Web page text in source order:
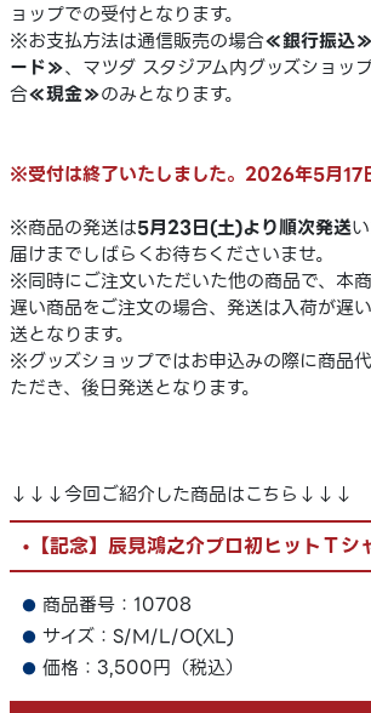
ョップでの受付となります。
※お支払方法は通信販売の場合≪銀行振込
ード≫、マツダ スタジアム内グッズショッ
合≪現金≫のみとなります。
※受付は終了いたしました。2026年5月17
※商品の発送は5月23日(土)より順次発送
届けまでしばらくお待ちくださいませ。
※同時にご注文いただいた他の商品で、本
遅い商品をご注文の場合、発送は入荷が遅
送となります。
※グッズショップではお申込みの際に商品
ただき、後日発送となります。
↓↓↓今回ご紹介した商品はこちら↓↓↓
•【記念】辰見鴻之介プロ初ヒットＴシ
商品番号：10708
サイズ：S/M/L/O(XL)
価格：3,500円（税込）